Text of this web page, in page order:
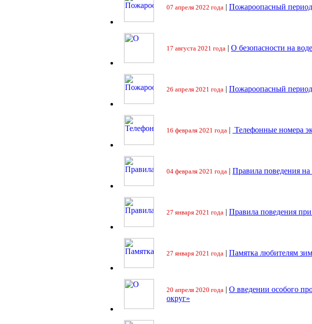
07 апреля 2022 года | Пожароопасный
17 августа 2021 года | О безопасности на воде
26 апреля 2021 года | Пожароопасный период
16 февраля 2021 года | Телефонные номера
04 февраля 2021 года | Правила поведения
27 января 2021 года | Правила поведения
27 января 2021 года | Памятка любителям
20 апреля 2020 года | О введении особого
округ»